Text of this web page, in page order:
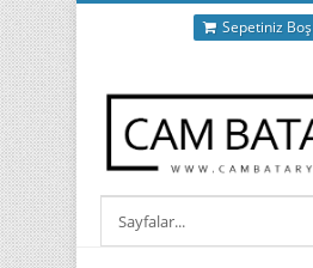
Sepetiniz Boş